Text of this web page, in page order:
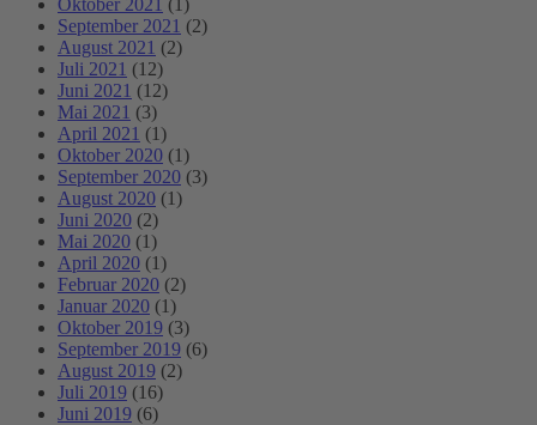
September 2021 (2)
August 2021 (2)
Juli 2021 (12)
Juni 2021 (12)
Mai 2021 (3)
April 2021 (1)
Oktober 2020 (1)
September 2020 (3)
August 2020 (1)
Juni 2020 (2)
Mai 2020 (1)
April 2020 (1)
Februar 2020 (2)
Januar 2020 (1)
Oktober 2019 (3)
September 2019 (6)
August 2019 (2)
Juli 2019 (16)
Juni 2019 (6)